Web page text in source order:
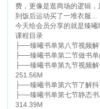
费，更像是逛商场的逻辑
到饭后运动买了一堆衣服...
今天给会员分享的就是臻曦
课程目录
├──臻曦书单第八节视频
├──臻曦书单第二节做书
├──臻曦书单第九节视频
251.56M
├──臻曦书单第六节了解
├──臻曦书单第七节静态
314.39M